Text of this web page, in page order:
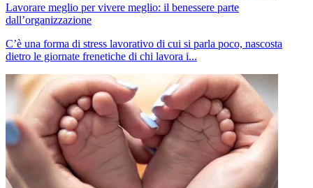
Lavorare meglio per vivere meglio: il benessere parte
dall’organizzazione
C’è una forma di stress lavorativo di cui si parla poco, nascosta
dietro le giornate frenetiche di chi lavora i...